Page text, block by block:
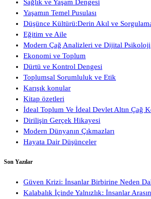
Sağlık ve Yaşam Dengesi
Yaşamın Temel Pusulası
Düşünce Kültürü:Derin Akıl ve
Eğitim ve Aile
Modern Çağ Analizleri ve Dijital Psikoloji
Ekonomi ve Toplum
Dürtü ve Kontrol Dengesi
Toplumsal Sorumluluk ve Etik
Karışık konular
Kitap özetleri
İdeal Toplum Ve İdeal Devlet Altın Çağ
Dirilişin Gerçek Hikayesi
Modern Dünyanın Çıkmazları
Hayata Dair Düşünceler
Son Yazılar
Güven Krizi: İnsanlar Birbirine Neden
Kalabalık İçinde Yalnızlık: İnsanlar